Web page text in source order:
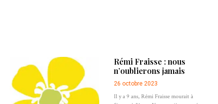
Rémi Fraisse : nous
n’oublierons jamais
26 octobre 2023
Il y a 9 ans, Rémi Fraisse mourait à